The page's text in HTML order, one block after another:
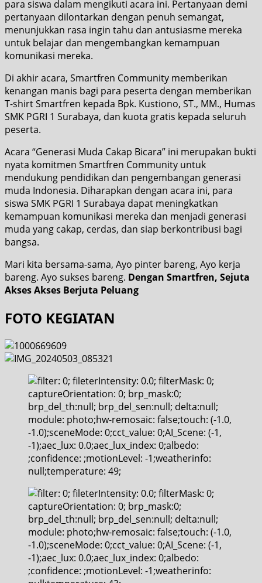
para siswa dalam mengikuti acara ini. Pertanyaan demi
pertanyaan dilontarkan dengan penuh semangat,
menunjukkan rasa ingin tahu dan antusiasme mereka
untuk belajar dan mengembangkan kemampuan
komunikasi mereka.
Di akhir acara, Smartfren Community memberikan
kenangan manis bagi para peserta dengan memberikan
T-shirt Smartfren kepada Bpk. Kustiono, ST., MM., Humas
SMK PGRI 1 Surabaya, dan kuota gratis kepada seluruh
peserta.
Acara “Generasi Muda Cakap Bicara” ini merupakan bukti
nyata komitmen Smartfren Community untuk
mendukung pendidikan dan pengembangan generasi
muda Indonesia. Diharapkan dengan acara ini, para
siswa SMK PGRI 1 Surabaya dapat meningkatkan
kemampuan komunikasi mereka dan menjadi generasi
muda yang cakap, cerdas, dan siap berkontribusi bagi
bangsa.
Mari kita bersama-sama, Ayo pinter bareng, Ayo kerja
bareng. Ayo sukses bareng. Dengan Smartfren, Sejuta
Akses Akses Berjuta Peluang
FOTO KEGIATAN